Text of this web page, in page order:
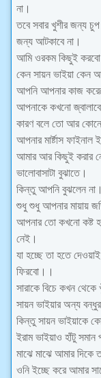
না।
তবে সবার খুশীর জন্য
জন্য আটকাবে না।
আমি ওরকম কিছুই করবো
কেন সায়ন ভাইয়া কেন
আপনি আপনার কাজ
আপনাকে কখনো
কারণ বলে তো আর
আপনার মার্ষ্টাস
আমার আর কিছুই করার
ভালোবাসাটা বুঝাতে।
কিন্তু আপনি বুঝলেন
শুধু শুধু আপনার মায়ায়
আপনার তো কখনো কষ্ট
নেই।
যা হচ্ছে তা হতে
ফিরবো।।
সারাকে বিচে কখন
সায়ন ভাইয়ার অন্য
কিন্তু সায়ন ভাইয়াকে
ইরাম ভাইয়াও হাঁটু
মাঝে মাঝে আমার দিকে
ওনি ইচ্ছে করে আমার